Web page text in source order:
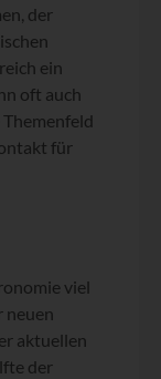
der
ein
oft auch
für
viel
neuen
aktuellen
der